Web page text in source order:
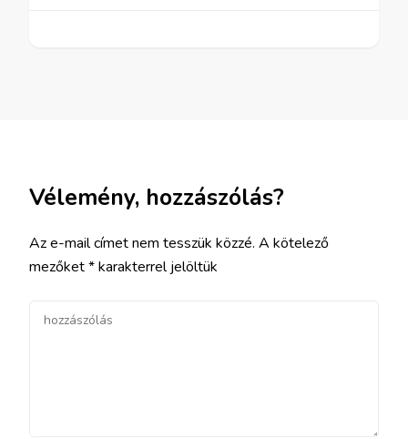
Vélemény, hozzászólás?
Az e-mail címet nem tesszük közzé. A kötelező
mezőket*karakterrel jelöltük